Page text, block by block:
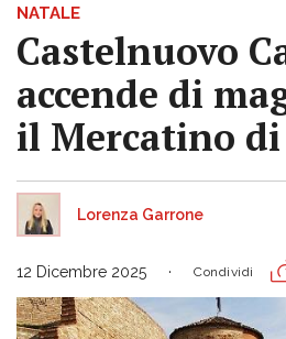
NATALE
Castelnuovo
accende di
il Mercatino
Lorenza Garrone
12 Dicembre 2025 Condividi